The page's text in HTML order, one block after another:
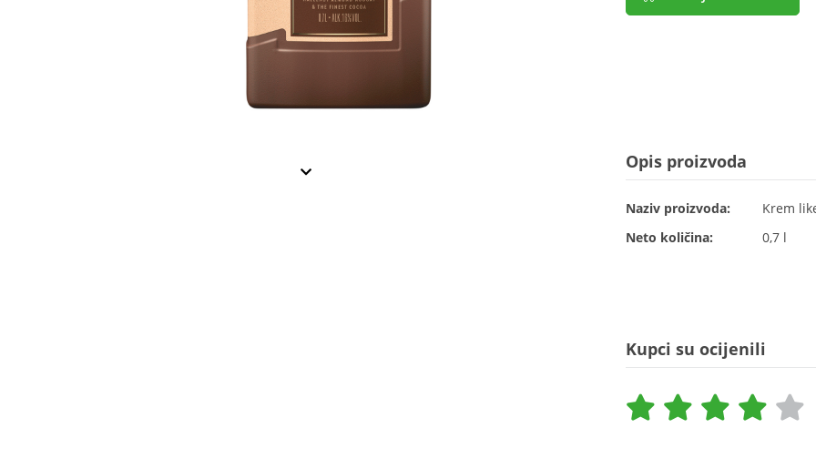
Opis proizvoda
Naziv proizvoda:
Krem
Neto količina:
0,7 l
Kupci su ocijenili